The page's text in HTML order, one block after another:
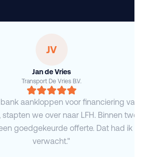
JV
Jan de Vries
Transport De Vries B.V.
aankloppen voor financiering van
we over naar LFH. Binnen twee
goedgekeurde offerte. Dat had ik niet
verwacht."